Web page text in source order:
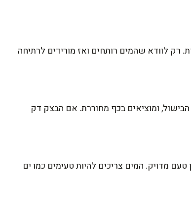
לוודא שהמים רותחים ואז מורידים לרתיחה
ומוציאים בכף מחוררת. אם הבצק דק
מים. כאן שמנו 15 גרם ל-3 ליטר, וזה מאזן טעם מדויק. המים צריכים להיות טעימים כמו ים